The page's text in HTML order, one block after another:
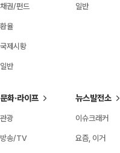
채권/펀드
환율
국제시황
일반
일반
문화·라이프
관광
방송/TV
뉴스발전소
이슈크래커
요즘, 이거